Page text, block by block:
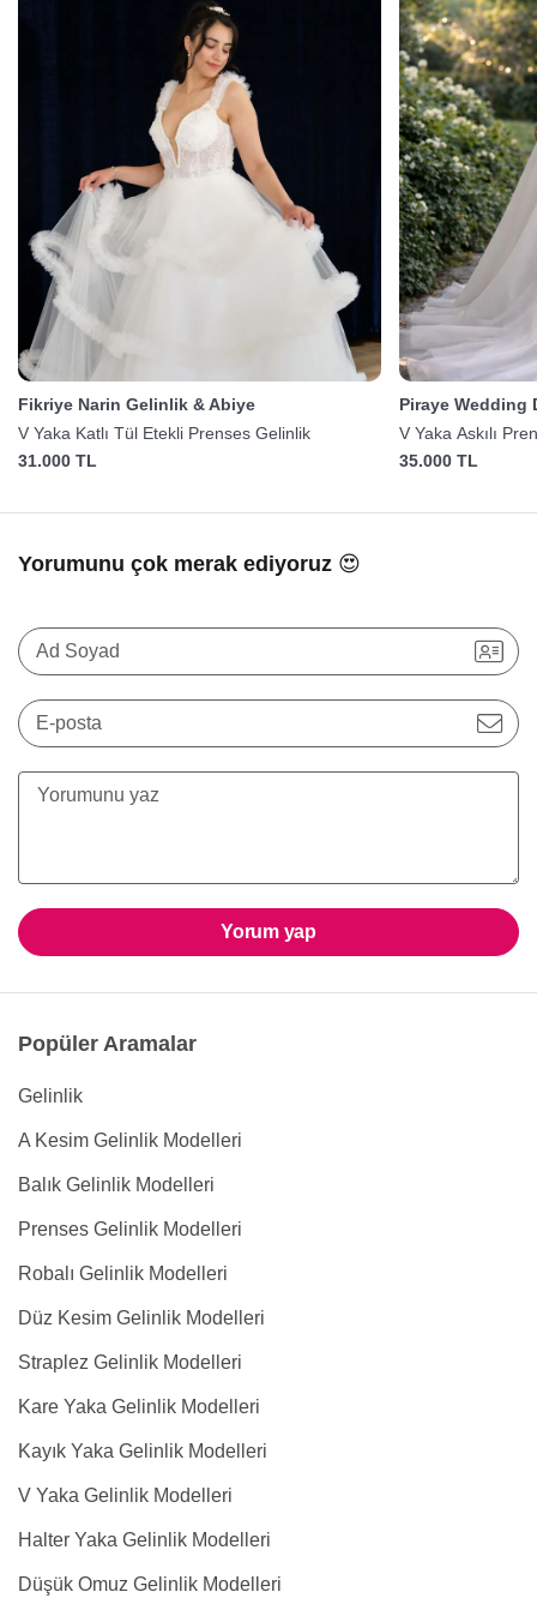
Fikriye Narin Gelinlik & Abiye
V Yaka Katlı Tül Etekli Prenses Gelinlik
31.000 TL
Piraye Wedding
V Yaka Askılı
35.000 TL
Yorumunu çok merak ediyoruz 😍
Ad Soyad
E-posta
Yorum yap
Popüler Aramalar
Gelinlik
A Kesim Gelinlik Modelleri
Balık Gelinlik Modelleri
Prenses Gelinlik Modelleri
Robalı Gelinlik Modelleri
Düz Kesim Gelinlik Modelleri
Straplez Gelinlik Modelleri
Kare Yaka Gelinlik Modelleri
Kayık Yaka Gelinlik Modelleri
V Yaka Gelinlik Modelleri
Halter Yaka Gelinlik Modelleri
Düşük Omuz Gelinlik Modelleri